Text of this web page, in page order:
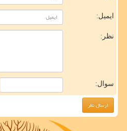
ایمیل:
نظر:
سوال: